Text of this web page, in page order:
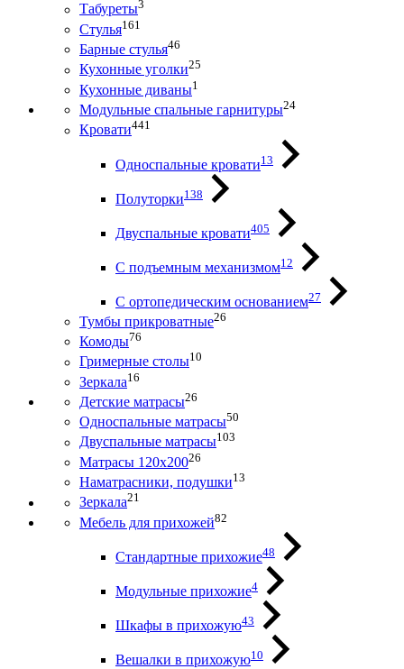
Табуреты3
Стулья161
Барные стулья46
Кухонные уголки25
Кухонные диваны1
Модульные спальные гарнитуры24
Кровати441
Односпальные кровати13
Полуторки138
Двуспальные кровати405
С подъемным механизмом12
С ортопедическим основанием27
Тумбы прикроватные26
Комоды76
Гримерные столы10
Зеркала16
Детские матрасы26
Односпальные матрасы50
Двуспальные матрасы103
Матрасы 120х20026
Наматрасники, подушки13
Зеркала21
Мебель для прихожей82
Стандартные прихожие48
Модульные прихожие4
Шкафы в прихожую43
Вешалки в прихожую10